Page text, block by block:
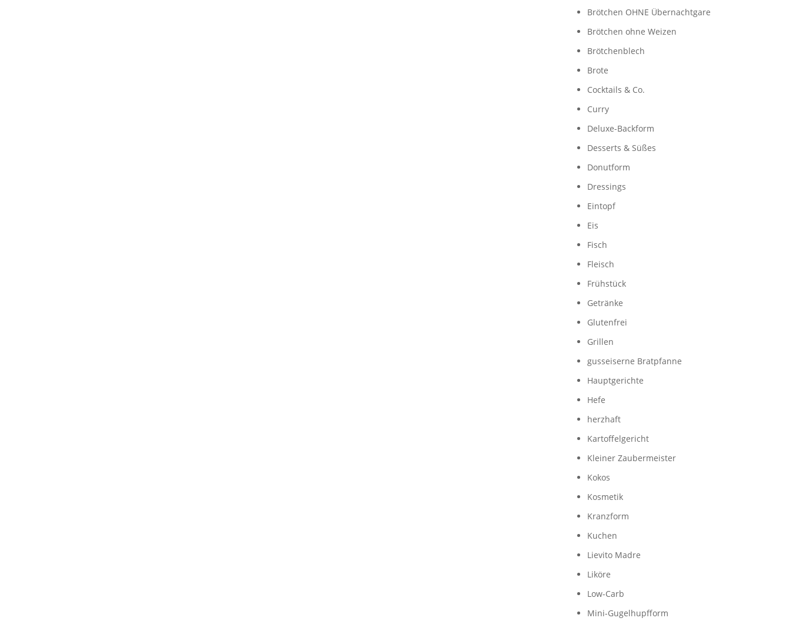
Brötchen OHNE Übernachtgare
Brötchen ohne Weizen
Brötchenblech
Brote
Cocktails & Co.
Curry
Deluxe-Backform
Desserts & Süßes
Donutform
Dressings
Eintopf
Eis
Fisch
Fleisch
Frühstück
Getränke
Glutenfrei
Grillen
gusseiserne Bratpfanne
Hauptgerichte
Hefe
herzhaft
Kartoffelgericht
Kleiner Zaubermeister
Kokos
Kosmetik
Kranzform
Kuchen
Lievito Madre
Liköre
Low-Carb
Mini-Gugelhupfform